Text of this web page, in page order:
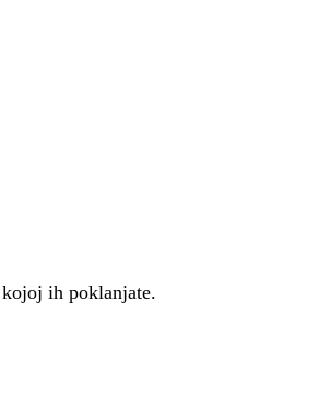
ih poklanjate.